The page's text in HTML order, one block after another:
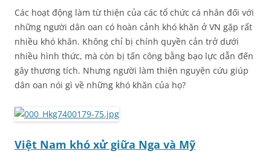
Các hoạt động làm từ thiện của các tổ chức cá nhân đối với
những người dân oan có hoàn cảnh khó khăn ở VN gặp rất
nhiều khó khăn. Không chỉ bị chính quyền cản trở dưới
nhiều hình thức, mà còn bị tấn công bằng bạo lực dẫn đến
gây thương tích. Nhưng người làm thiện nguyện cứu giúp
dân oan nói gì về những khó khăn của họ?
Việt Nam khó xử giữa Nga và Mỹ